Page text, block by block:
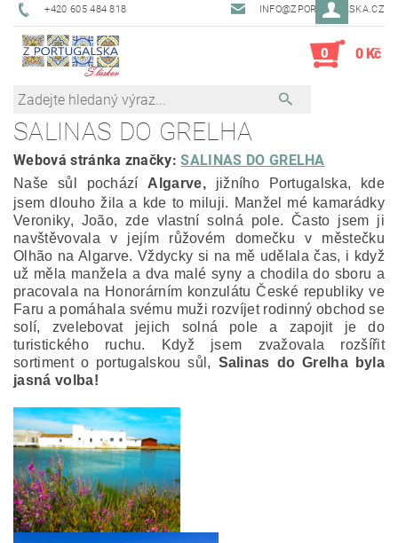
+420 605 484 818 INFO@ZPORTUGALSKA.CZ
0 0 Kč
SALINAS DO GRELHA
Webová stránka značky:SALINAS DO GRELHA
Naše sůl pochází Algarve, jižního Portugalska, kde
jsem dlouho žila a kde to miluji. Manžel mé kamarádky
Veroniky, João, zde vlastní solná pole. Často jsem ji
navštěvovala v jejím růžovém domečku v městečku
Olhão na Algarve. Vždycky si na mě udělala čas, i když
už měla manžela a dva malé syny a chodila do sboru a
pracovala na Honorárním konzulátu České republiky ve
Faru a pomáhala svému muži rozvíjet rodinný obchod se
solí, zvelebovat jejich solná pole a zapojit je do
turistického ruchu. Když jsem zvažovala rozšířit
sortiment o portugalskou sůl, Salinas do Grelha byla
jasná volba!